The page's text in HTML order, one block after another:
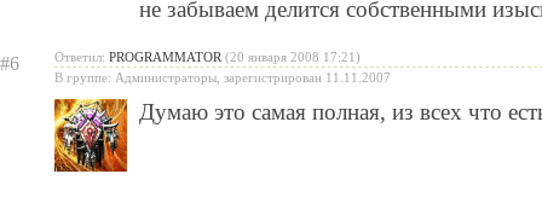
не забываем делится собственными
#6 Ответил: PROGRAMMATOR (20 января 2008 17:21)
В группе: Администраторы, зарегистрирован 11.11.2007
Думаю это самая полная, из всех что